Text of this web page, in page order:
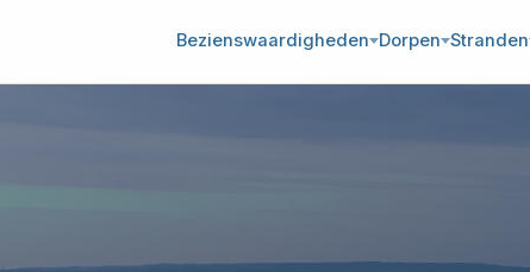
Bezienswaardigheden Dorpen Stranden